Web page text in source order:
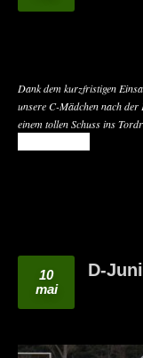
Dank dem kurzfristigen
unsere C-Mädchen nach
einem tollen Schuss ins
10
mai
D-